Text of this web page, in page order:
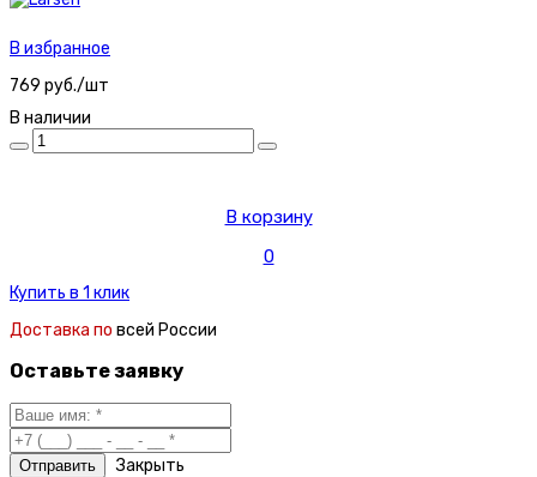
В избранное
769 руб./шт
В наличии
В корзину
0
Купить в 1 клик
Доставка по всей России
Оставьте заявку
Закрыть